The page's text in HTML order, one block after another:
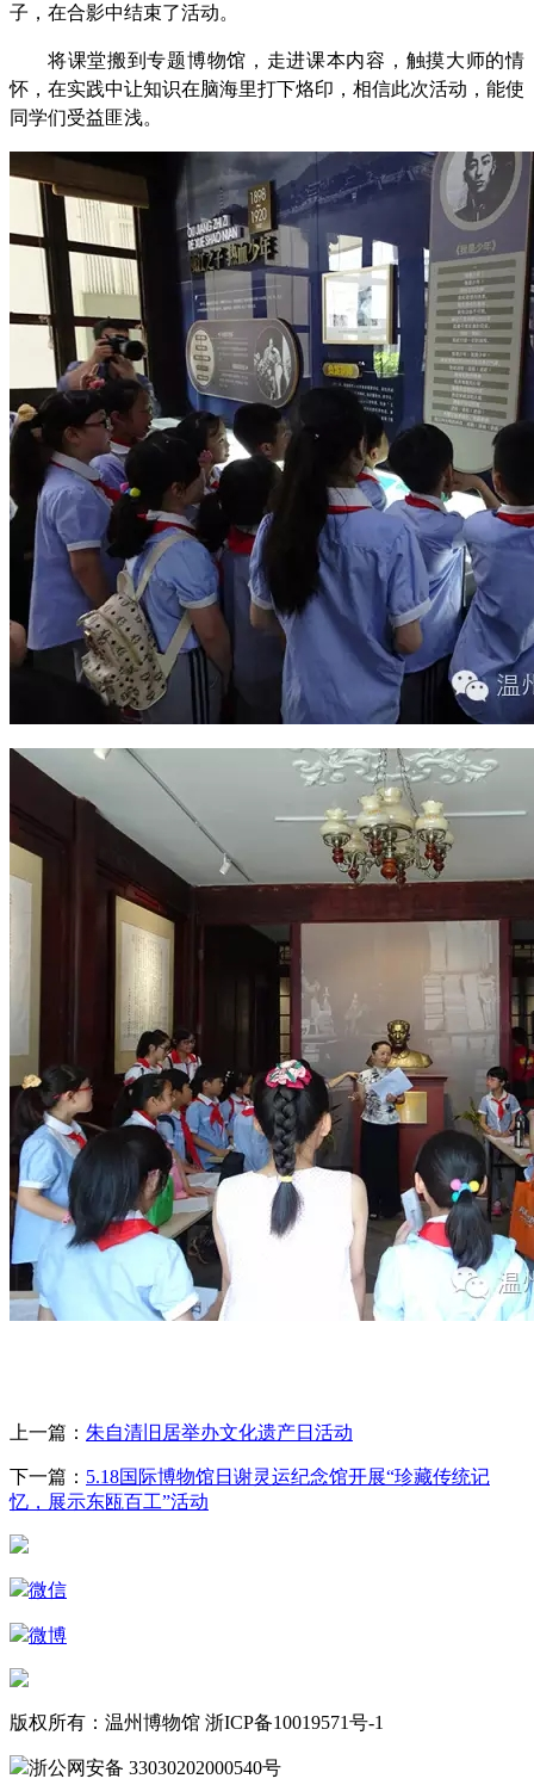
子，在合影中结束了活动。
将课堂搬到专题博物馆，走进课本内容，触摸大师的情
怀，在实践中让知识在脑海里打下烙印，相信此次活动，能使
同学们受益匪浅。
上一篇： 朱自清旧居举办文化遗产日活动
下一篇： 5.18国际博物馆日谢灵运纪念馆开展“珍藏传统记
忆，展示东瓯百工”活动
微信
微博
版权所有：温州博物馆 浙ICP备10019571号-1
浙公网安备 33030202000540号